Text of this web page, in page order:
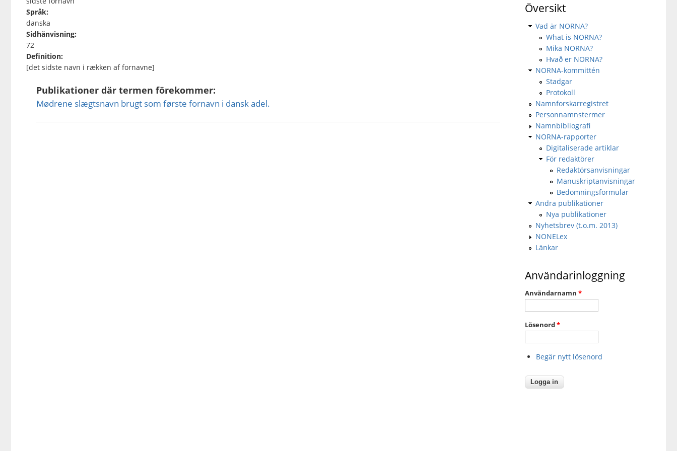
Språk:
danska
Sidhänvisning:
72
Definition:
[det sidste navn i rækken af fornavne]
Publikationer där termen förekommer:
Mødrene slægtsnavn brugt som første fornavn i dansk adel.
Översikt
Vad är NORNA?
What is NORNA?
Mikä NORNA?
Hvað er NORNA?
NORNA-kommittén
Stadgar
Protokoll
Namnforskarregistret
Personnamnstermer
Namnbibliografi
NORNA-rapporter
Digitaliserade artiklar
För redaktörer
Redaktörsanvisningar
Manuskriptanvisningar
Bedömningsformulär
Andra publikationer
Nya publikationer
Nyhetsbrev (t.o.m. 2013)
NONELex
Länkar
Användarinloggning
Användarnamn *
Lösenord*
Begär nytt lösenord